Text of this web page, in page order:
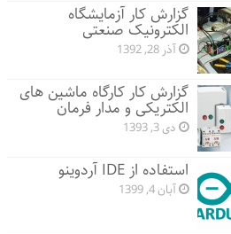
گزارش کار آزمایشگاه
الکترونیک صنعتی
آذر 28, 1392
گزارش کار کارگاه ماشین های
الکتریکی و مدار فرمان
دی 3, 1393
استفاده از IDE آردوینو
آبان 4, 1399